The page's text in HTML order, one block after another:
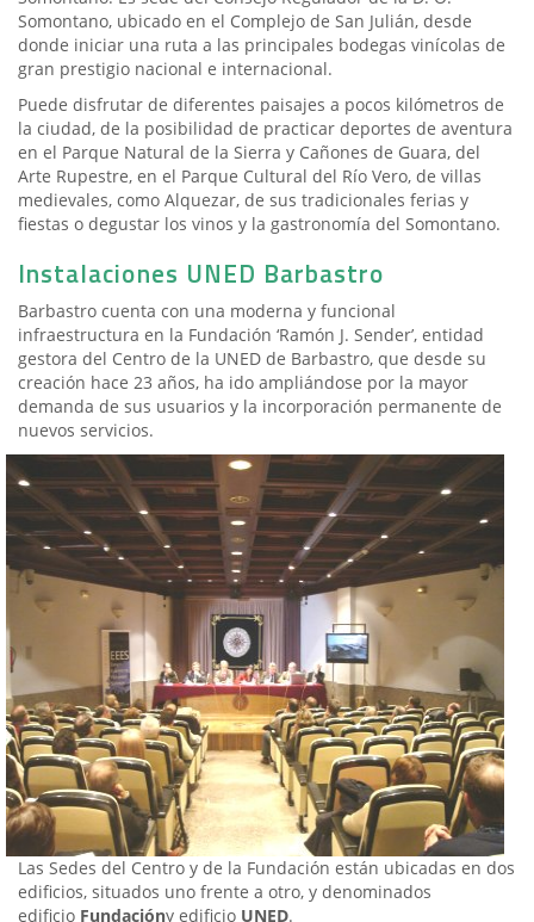
Somontano, ubicado en el Complejo de San Julián, desde
donde iniciar una ruta a las principales bodegas vinícolas de
gran prestigio nacional e internacional.
Puede disfrutar de diferentes paisajes a pocos kilómetros de
la ciudad, de la posibilidad de practicar deportes de aventura
en el Parque Natural de la Sierra y Cañones de Guara, del
Arte Rupestre, en el Parque Cultural del Río Vero, de villas
medievales, como Alquezar, de sus tradicionales ferias y
fiestas o degustar los vinos y la gastronomía del Somontano.
Instalaciones UNED Barbastro
Barbastro cuenta con una moderna y funcional
infraestructura en la Fundación ‘Ramón J. Sender’, entidad
gestora del Centro de la UNED de Barbastro, que desde su
creación hace 23 años, ha ido ampliándose por la mayor
demanda de sus usuarios y la incorporación permanente de
nuevos servicios.
Las Sedes del Centro y de la Fundación están ubicadas en dos
edificios, situados uno frente a otro, y denominados
edificio Fundacióny edificio UNED.